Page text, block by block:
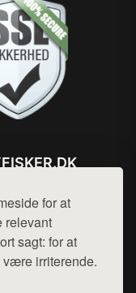
for at
relevant
sagt: for at
være irriterende.
hej@want.dk
og privatlivspolitik